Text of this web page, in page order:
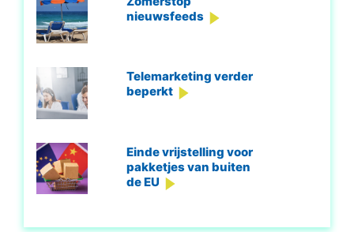
nieuwsfeeds
Telemarketing verder
beperkt
Einde vrijstelling voor
pakketjes van buiten
de EU